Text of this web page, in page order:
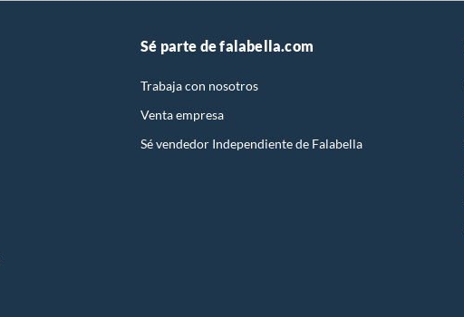
Sé parte de falabella.com
Trabaja con nosotros
Venta empresa
Sé vendedor Independiente de Falabella